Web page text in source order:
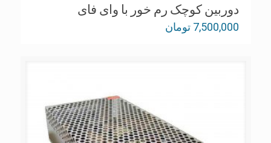
دوربین کوچک رم خور با وای فای
7,500,000 تومان